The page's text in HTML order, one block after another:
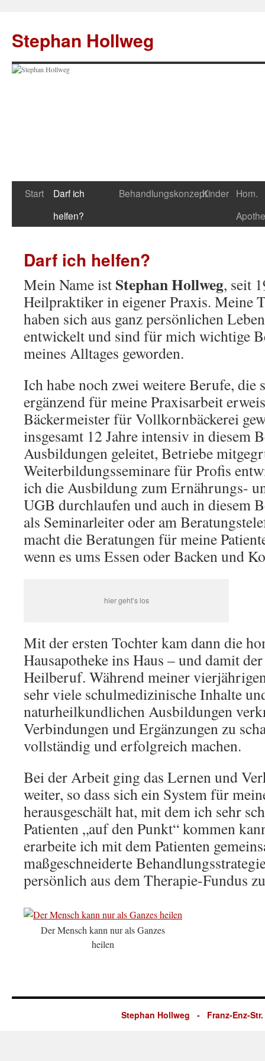
springen
Stephan Hollweg
Start
Darf ich
helfen?
BehandlungskonzeptKinder Hom.
Darf ich helfen?
Mein Name ist Stephan Hollweg, seit
Heilpraktiker in eigener Praxis. Meine
haben sich aus ganz persönlichen
entwickelt und sind für mich wichtige
meines Alltages geworden.
Ich habe noch zwei weitere Berufe, die
ergänzend für meine Praxisarbeit
Bäckermeister für Vollkornbäckerei
insgesamt 12 Jahre intensiv in diesem
Ausbildungen geleitet, Betriebe
Weiterbildungsseminare für Profis
ich die Ausbildung zum Ernährungs-
UGB durchlaufen und auch in diesem
als Seminarleiter oder am
macht die Beratungen für meine
wenn es ums Essen oder Backen und
hier geht’s los
Mit der ersten Tochter kam dann die
Hausapotheke ins Haus – und damit
Heilberuf. Während meiner
sehr viele schulmedizinische Inhalte
naturheilkundlichen Ausbildungen
Verbindungen und Ergänzungen zu
vollständig und erfolgreich machen.
Bei der Arbeit ging das Lernen und
weiter, so dass sich ein System für
herausgeschält hat, mit dem ich sehr
Patienten „auf den Punkt“ kommen
erarbeite ich mit dem Patienten
maßgeschneiderte
persönlich aus dem Therapie-Fundus
Der Mensch kann nur als Ganzes
heilen
Stephan Hollweg - Franz-Enz-